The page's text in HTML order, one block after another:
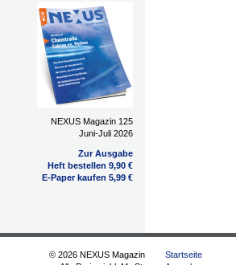
NEXUS Magazin 125
Juni-Juli 2026
Zur Ausgabe
Heft bestellen 9,90 €
E-Paper kaufen 5,99 €
© 2026 NEXUS Magazin
Startseite